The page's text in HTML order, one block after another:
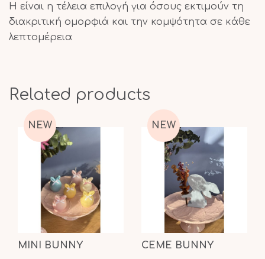
Η είναι η τέλεια επιλογή για όσους εκτιμούν τη
διακριτική ομορφιά και την κομψότητα σε κάθε
λεπτομέρεια
Related products
NEW
MINI BUNNY
NEW
CEME BUNNY